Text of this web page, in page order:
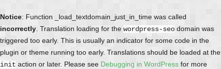
Notice: Function _load_textdomain_just_in_time was called
incorrectly . Translation loading for the wordpress-seo domain was
triggered too early. This is usually an indicator for some code in the
plugin or theme running too early. Translations should be loaded at the
init action or later. Please see Debugging in WordPress for more